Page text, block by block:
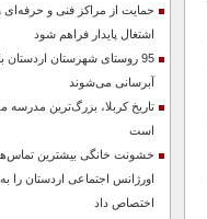
حمایت از مراکز فنی و حرفه‌ای
اشتغال پایدار فراهم شود
95 روستای شهرستان اردستان با
آبرسانی می‌شوند
تاریخ کربلا، بزرگ‌ترین مدرسه
است
خشونت خانگی بیشترین
اورژانس اجتماعی اردستان را
اختصاص داد